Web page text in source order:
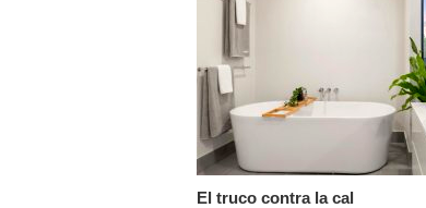
El truco contra la cal